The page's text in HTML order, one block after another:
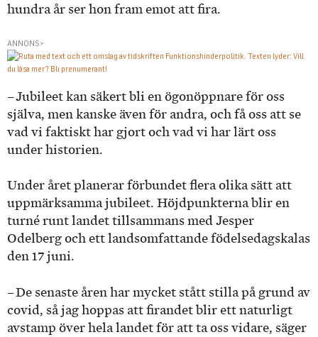
hundra år ser hon fram emot att fira.
ANNONS>
– Jubileet kan säkert bli en ögonöppnare för oss
själva, men kanske även för andra, och få oss att se
vad vi faktiskt har gjort och vad vi har lärt oss
under historien.
Under året planerar förbundet flera olika sätt att
uppmärksamma jubileet. Höjdpunkterna blir en
turné runt landet tillsammans med Jesper
Odelberg och ett landsomfattande födelsedagskalas
den 17 juni.
– De senaste åren har mycket stått stilla på grund av
covid, så jag hoppas att firandet blir ett naturligt
avstamp över hela landet för att ta oss vidare, säger